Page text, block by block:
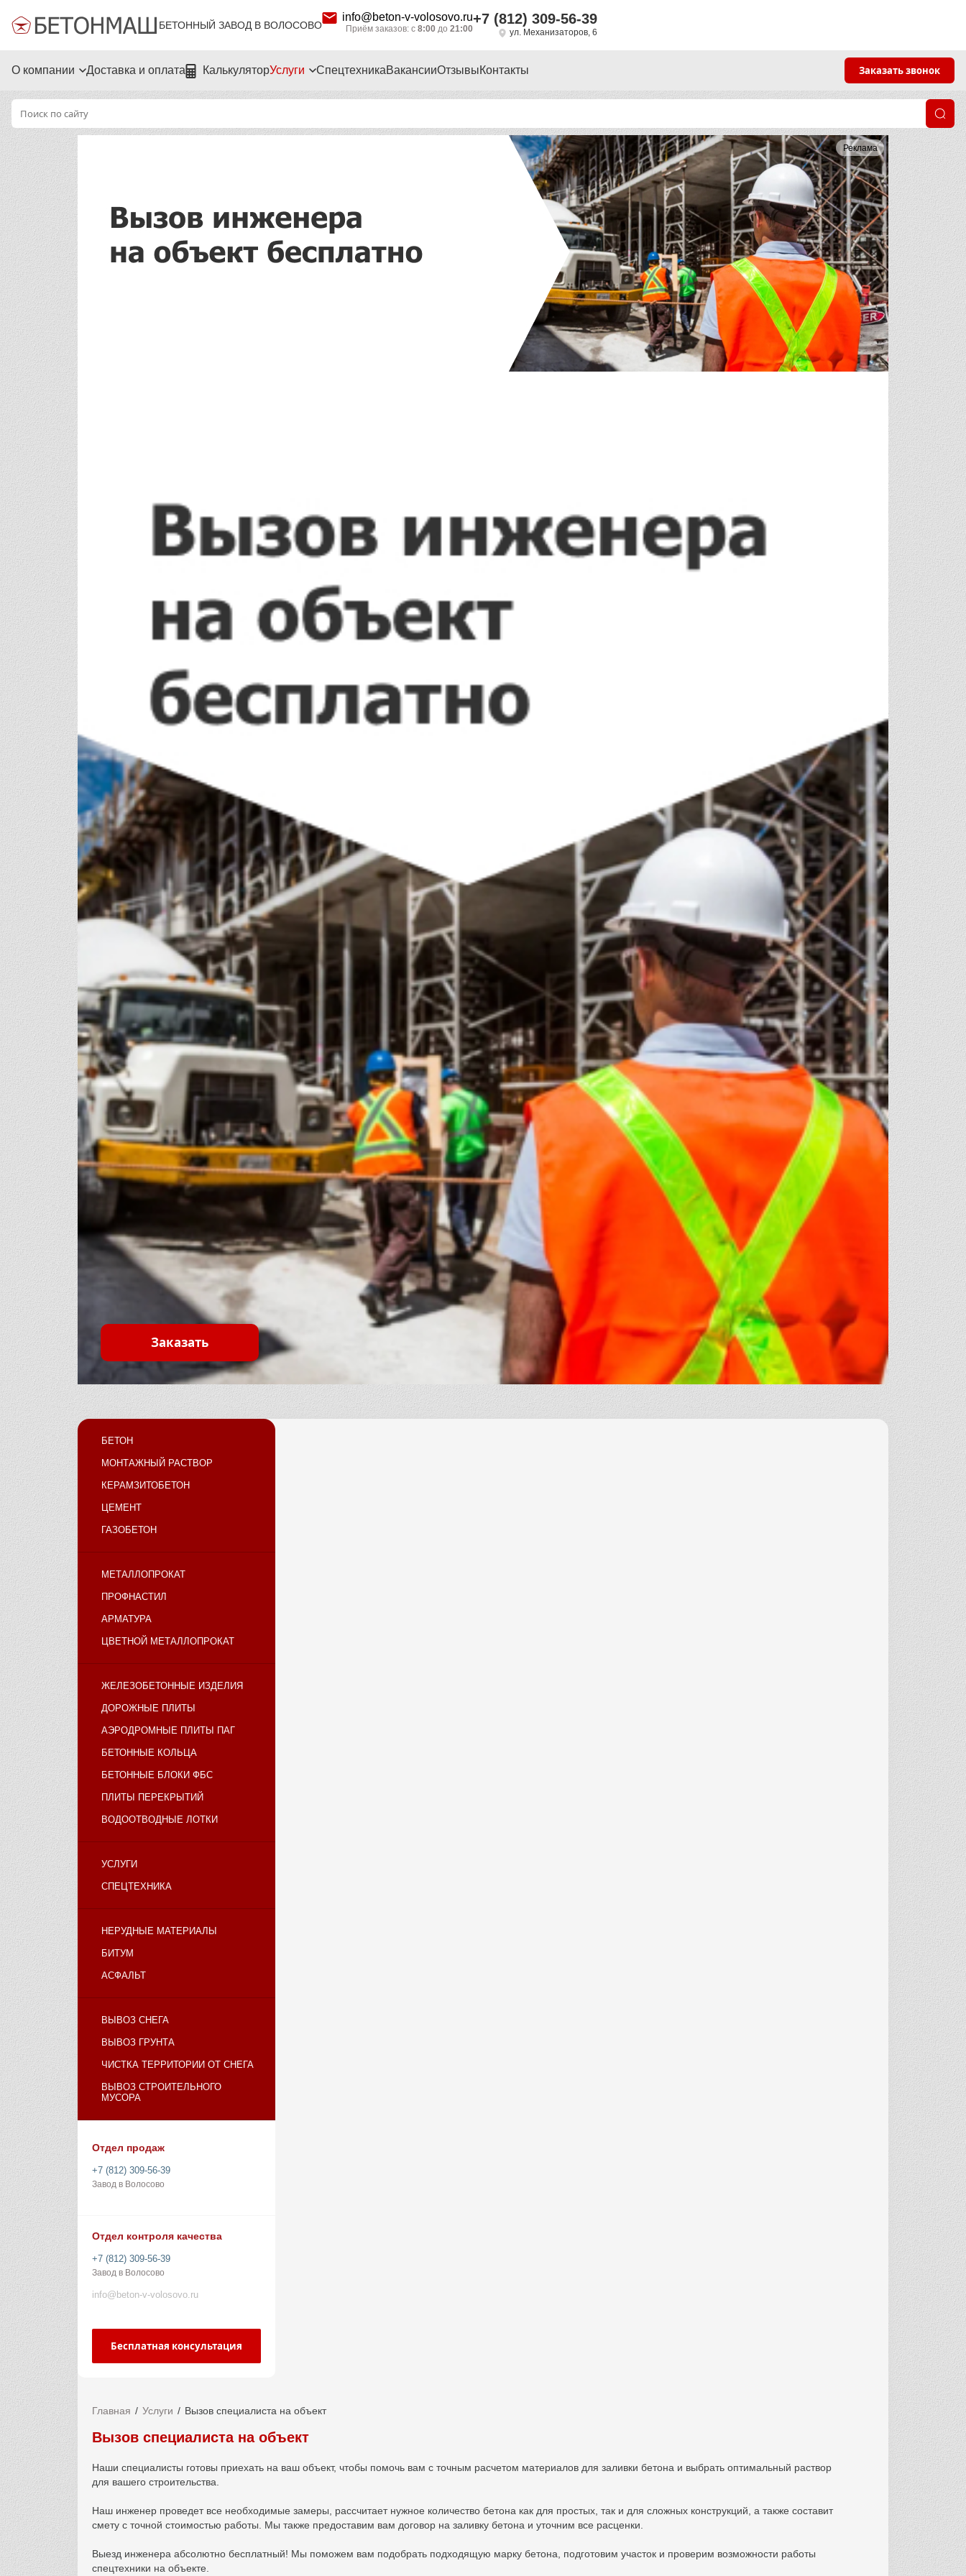
БЕТОННЫЙ ЗАВОД В ВОЛОСОВО
info@beton-v-volosovo.ru
Приём заказов: с 8:00 до 21:00
+7 (812) 309-56-39
ул. Механизаторов, 6
О компании Доставка и оплата КалькуляторУслуги СпецтехникаВакансииОтзывыКонтакты Заказать звонок
Реклама
Заказать
БЕТОН
МОНТАЖНЫЙ РАСТВОР
КЕРАМЗИТОБЕТОН
ЦЕМЕНТ
ГАЗОБЕТОН
МЕТАЛЛОПРОКАТ
ПРОФНАСТИЛ
АРМАТУРА
ЦВЕТНОЙ МЕТАЛЛОПРОКАТ
ЖЕЛЕЗОБЕТОННЫЕ ИЗДЕЛИЯ
ДОРОЖНЫЕ ПЛИТЫ
АЭРОДРОМНЫЕ ПЛИТЫ ПАГ
БЕТОННЫЕ КОЛЬЦА
БЕТОННЫЕ БЛОКИ ФБС
ПЛИТЫ ПЕРЕКРЫТИЙ
ВОДООТВОДНЫЕ ЛОТКИ
УСЛУГИ
СПЕЦТЕХНИКА
НЕРУДНЫЕ МАТЕРИАЛЫ
БИТУМ
АСФАЛЬТ
ВЫВОЗ СНЕГА
ВЫВОЗ ГРУНТА
ЧИСТКА ТЕРРИТОРИИ ОТ СНЕГА
ВЫВОЗ СТРОИТЕЛЬНОГО
МУСОРА
Отдел продаж
+7 (812) 309-56-39
Завод в Волосово
Отдел контроля качества
+7 (812) 309-56-39
Завод в Волосово
info@beton-v-volosovo.ru
Бесплатная консультация
Главная Услуги Вызов специалиста на объект
Вызов специалиста на объект
Наши специалисты готовы приехать на ваш объект, чтобы помочь вам с точным расчетом материалов для заливки бетона и выбрать оптимальный раствор
для вашего строительства.
Наш инженер проведет все необходимые замеры, рассчитает нужное количество бетона как для простых, так и для сложных конструкций, а также составит
смету с точной стоимостью работы. Мы также предоставим вам договор на заливку бетона и уточним все расценки.
Выезд инженера абсолютно бесплатный! Мы поможем вам подобрать подходящую марку бетона, подготовим участок и проверим возможности работы
спецтехники на объекте.